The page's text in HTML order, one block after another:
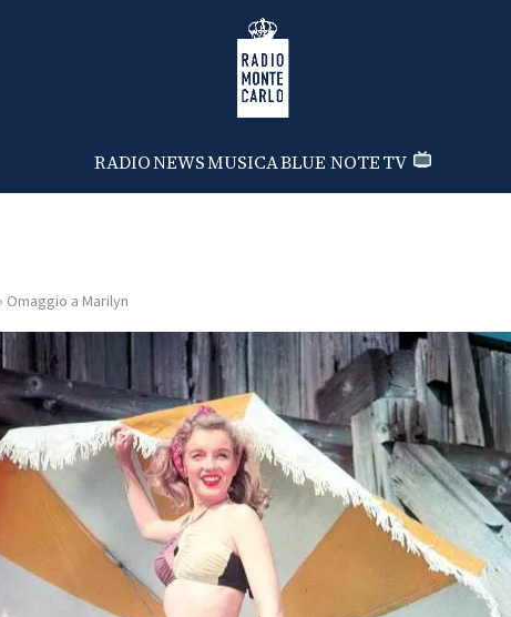
Radio Monte Carlo
RADIONEWSMUSICABLUE NOTETV
› Omaggio a Marilyn